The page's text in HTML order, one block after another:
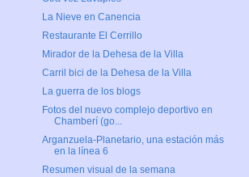
La Nieve en Canencia
Restaurante El Cerrillo
Mirador de la Dehesa de la Villa
Carril bici de la Dehesa de la Villa
La guerra de los blogs
Fotos del nuevo complejo deportivo en
Chamberí (go...
Arganzuela-Planetario, una estación más
en la línea 6
Resumen visual de la semana